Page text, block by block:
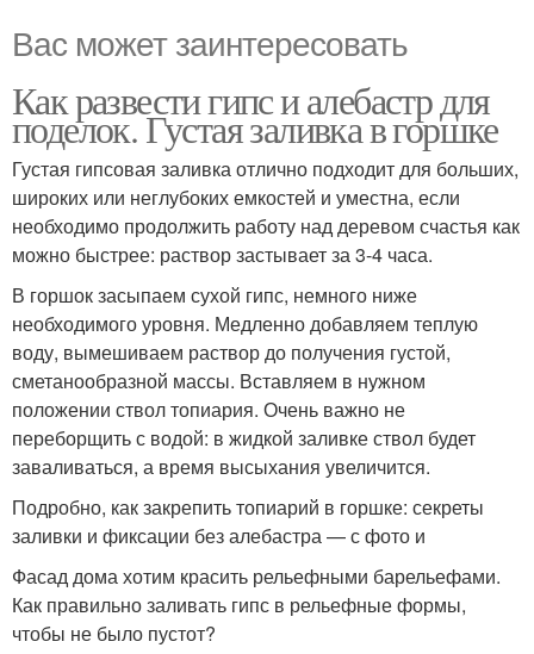
Вас может заинтересовать
Как развести гипс и алебастр для
поделок. Густая заливка в горшке
Густая гипсовая заливка отлично подходит для больших,
широких или неглубоких емкостей и уместна, если
необходимо продолжить работу над деревом счастья как
можно быстрее: раствор застывает за 3-4 часа.
В горшок засыпаем сухой гипс, немного ниже
необходимого уровня. Медленно добавляем теплую
воду, вымешиваем раствор до получения густой,
сметанообразной массы. Вставляем в нужном
положении ствол топиария. Очень важно не
переборщить с водой: в жидкой заливке ствол будет
заваливаться, а время высыхания увеличится.
Подробно, как закрепить топиарий в горшке: секреты
заливки и фиксации без алебастра — с фото и
Фасад дома хотим красить рельефными барельефами.
Как правильно заливать гипс в рельефные формы,
чтобы не было пустот?